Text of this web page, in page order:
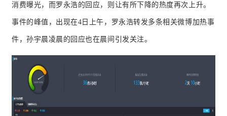
消费曝光，而罗永浩的回应，则让有所下降的热度再次上升。
事件的峰值，出现在4日上午，罗永浩转发多条相关微博加热事
件，孙宇晨凌晨的回应也在晨间引发关注。